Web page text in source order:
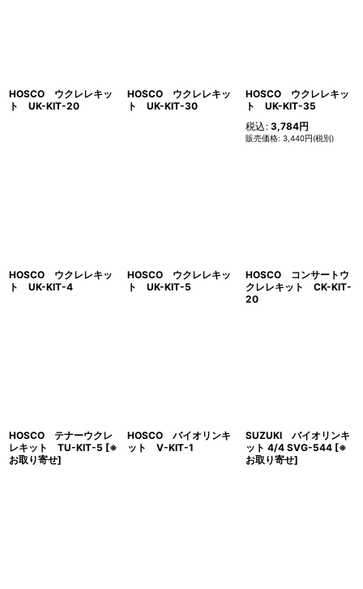
HOSCO ウクレレキッ
ト UK-KIT-20
HOSCO ウクレレキッ
ト UK-KIT-30
HOSCO ウクレレキッ
ト UK-KIT-35
3,440円(税別)
税込 : 3,784円
HOSCO ウクレレキッ
ト UK-KIT-4
HOSCO ウクレレキッ
ト UK-KIT-5
HOSCO コンサートウ
クレレキット CK-KIT-
20
HOSCO テナーウクレ
レキット TU-KIT-5 [※
お取り寄せ]
HOSCO バイオリンキ
ット V-KIT-1
SUZUKI バイオリンキ
ット 4/4 SVG-544 [※
お取り寄せ]